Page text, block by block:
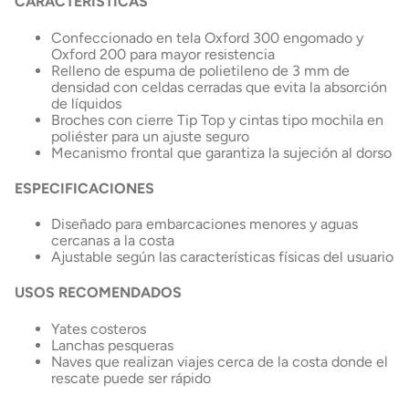
Confeccionado en tela Oxford 300 engomado y
Oxford 200 para mayor resistencia
Relleno de espuma de polietileno de 3 mm de
densidad con celdas cerradas que evita la absorción
de líquidos
Broches con cierre Tip Top y cintas tipo mochila en
poliéster para un ajuste seguro
Mecanismo frontal que garantiza la sujeción al dorso
ESPECIFICACIONES
Diseñado para embarcaciones menores y aguas
cercanas a la costa
Ajustable según las características físicas del usuario
USOS RECOMENDADOS
Yates costeros
Lanchas pesqueras
Naves que realizan viajes cerca de la costa donde el
rescate puede ser rápido